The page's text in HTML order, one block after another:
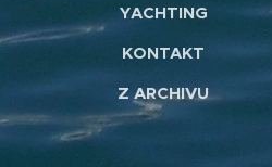
YACHTING
KONTAKT
Z ARCHIVU